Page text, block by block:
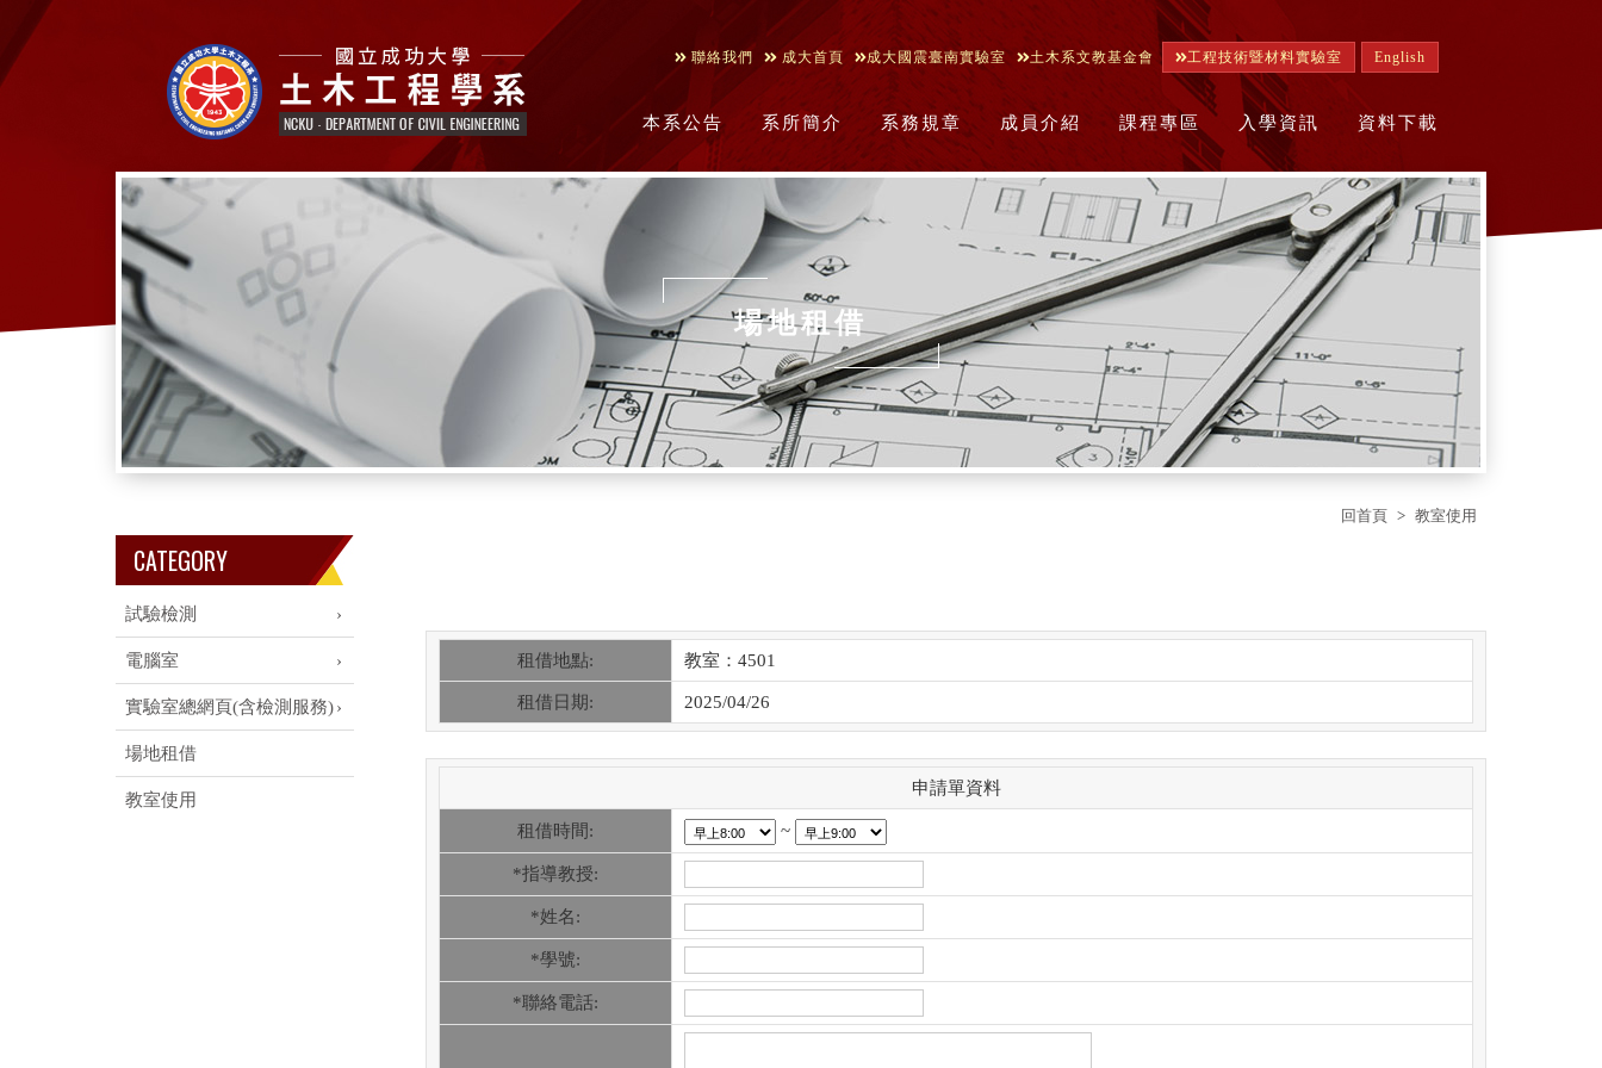
聯絡我們 成大首頁 成大國震臺南實驗室 土木系文教基金會 工程技術暨材料實驗室 English
本系公告 系所簡介 系務規章 成員介紹 課程專區 入學資訊 資料下載
場地租借
回首頁 教室使用
CATEGORY
試驗檢測
電腦室
實驗室總網頁(含檢測服務)
場地租借
教室使用
租借地點: 教室：4501
租借日期: 2025/04/26
申請單資料
租借時間: ~
*指導教授:
*姓名:
*學號:
*聯絡電話: